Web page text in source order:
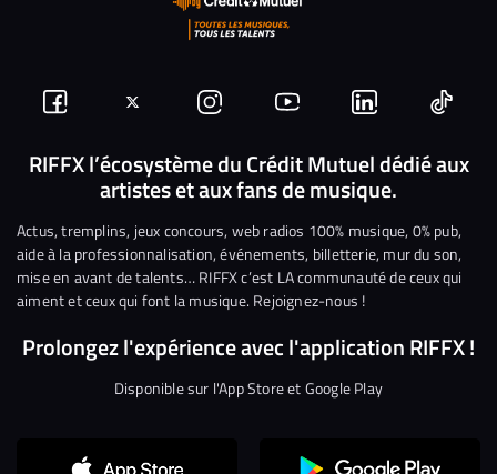
Suivez-
nous
Facebook
Suivez-
nous
sur
Twitter
Nous
rejoindre
sur
Instagram
Nous
rejoindre
sur
YouTube
Nous
rejoindre
sur
Linkedin
Nous
RIFFX l’écosystème du Crédit Mutuel dédié aux
artistes et aux fans de musique.
Actus, tremplins, jeux concours, web radios 100% musique, 0% pub,
aide à la professionnalisation, événements, billetterie, mur du son,
mise en avant de talents… RIFFX c’est LA communauté de ceux qui
aiment et ceux qui font la musique. Rejoignez-nous !
Prolongez l'expérience avec l'application RIFFX !
Disponible sur l'App Store et Google Play